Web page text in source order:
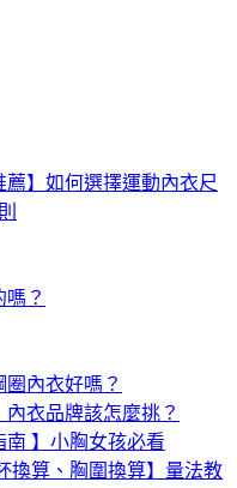
薦】如何選擇運動內衣尺
嗎？
內衣好嗎？
內衣品牌該怎麼挑？
南 】小胸女孩必看
換算、胸圍換算】量法教